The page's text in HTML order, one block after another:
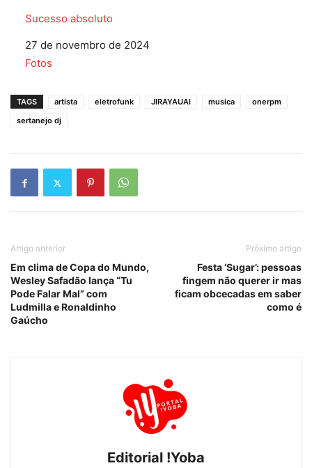
Sucesso absoluto
Data
27 de novembro de 2024
Em relação a
Fotos
TAGS artista eletrofunk JIRAYAUAI musica
onerpm
sertanejo dj
Artigo anterior
Em clima de Copa do Mundo,
Wesley Safadão lança “Tu
Pode Falar Mal” com
Ludmilla e Ronaldinho
Gaúcho
Próximo artigo
Festa ‘Sugar’: pessoas
fingem não querer ir mas
ficam obcecadas em saber
como é
Editorial !Yoba